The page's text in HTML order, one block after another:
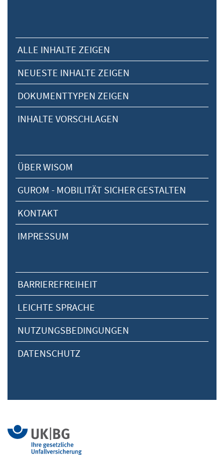
ALLE INHALTE ZEIGEN
NEUESTE INHALTE ZEIGEN
DOKUMENTTYPEN ZEIGEN
INHALTE VORSCHLAGEN
ÜBER WISOM
GUROM - MOBILITÄT SICHER GESTALTEN
KONTAKT
IMPRESSUM
BARRIEREFREIHEIT
LEICHTE SPRACHE
NUTZUNGSBEDINGUNGEN
DATENSCHUTZ